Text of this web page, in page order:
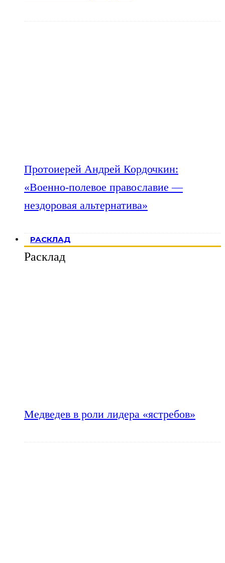
Протоиерей Андрей Кордочкин:
«Военно-полевое православие —
нездоровая альтернатива»
РАСКЛАД
Расклад
Медведев в роли лидера «ястребов»